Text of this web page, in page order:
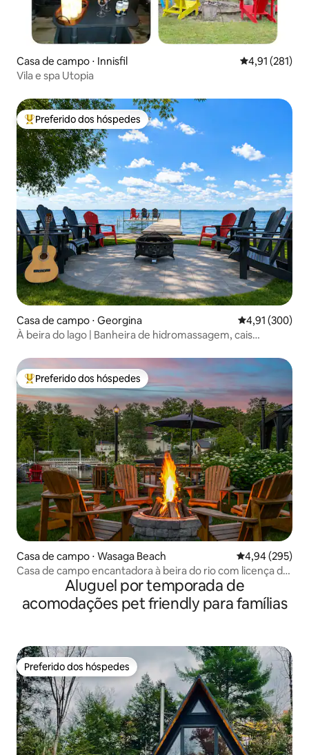
Casa de campo ⋅ Innisfil 4,91 de uma
4,91 (281)
Vila e spa Utopia
Entre os melhores preferidos dos hóspedes
Preferido dos hóspedes
Casa de campo ⋅ Georgina 4,91 de uma
4,91 (300)
À beira do lago | Banheira de hidromassagem, cais
Entre os melhores preferidos dos hóspedes
Preferido dos hóspedes
Casa de campo ⋅ Wasaga Beach 4,94 de uma
4,94 (295)
Casa de campo encantadora à beira do rio com licença de
Aluguel por temporada de
acomodações pet friendly para famílias
Preferido dos hóspedes
Preferido dos hóspedes